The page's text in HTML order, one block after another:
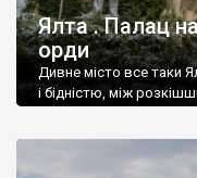
Ялта . Палац
орди
Дивне місто все таки
і бідністю, між